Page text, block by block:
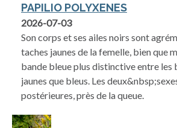
PAPILIO POLYXENES
2026-07-03
Son corps et ses ailes noirs sont
taches jaunes de la femelle, bien que
bande bleue plus distinctive entre les
jaunes que bleus. Les
postérieures, près de la queue.